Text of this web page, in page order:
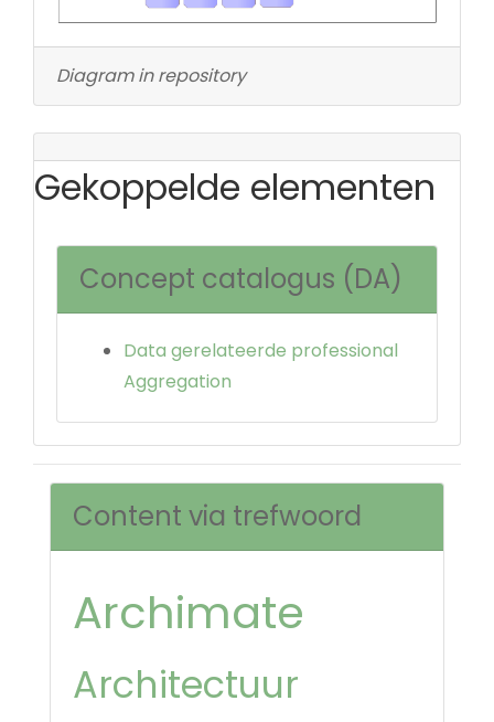
Diagram in repository
Gekoppelde elementen
Concept catalogus (DA)
Data gerelateerde professional
Aggregation
Content via trefwoord
Archimate
Architectuur